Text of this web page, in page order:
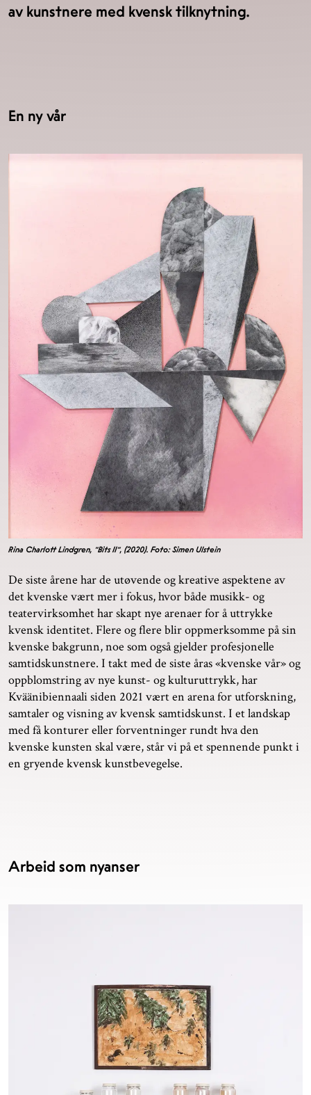
av kunstnere med kvensk tilknytning.
En ny vår
Rina Charlott Lindgren, "Bits II", (2020). Foto: Simen Ulstein
De siste årene har de utøvende og kreative aspektene av
det kvenske vært mer i fokus, hvor både musikk- og
teatervirksomhet har skapt nye arenaer for å uttrykke
kvensk identitet. Flere og flere blir oppmerksomme på sin
kvenske bakgrunn, noe som også gjelder profesjonelle
samtidskunstnere. I takt med de siste åras «kvenske vår» og
oppblomstring av nye kunst- og kulturuttrykk, har
Kväänibiennaali siden 2021 vært en arena for utforskning,
samtaler og visning av kvensk samtidskunst. I et landskap
med få konturer eller forventninger rundt hva den
kvenske kunsten skal være, står vi på et spennende punkt i
en gryende kvensk kunstbevegelse.
Arbeid som nyanser